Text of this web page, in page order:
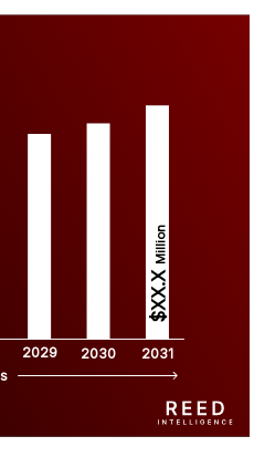
2029 2030 2031
$XX.X
Million